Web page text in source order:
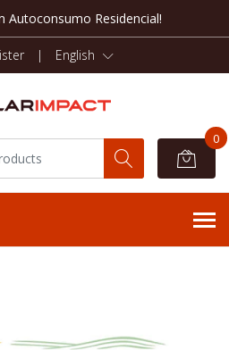
Autoconsumo Residencial!
| English
0